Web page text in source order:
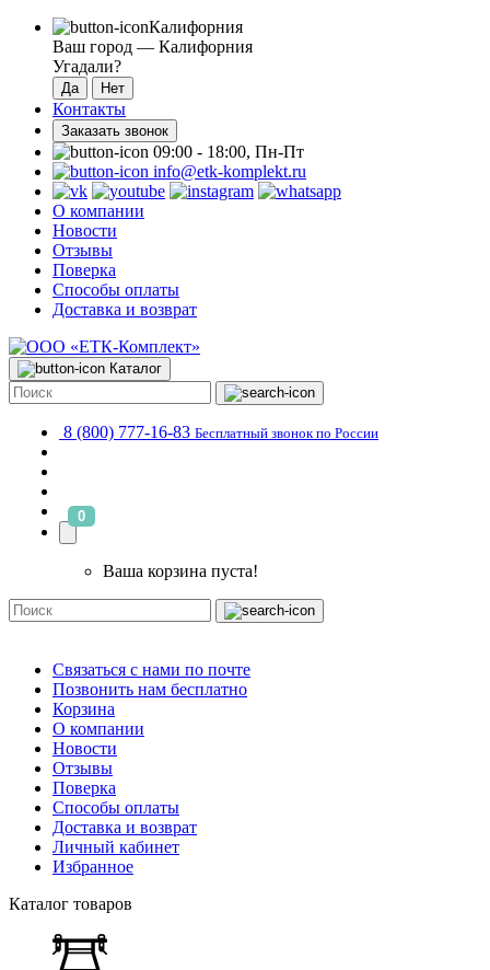
Калифорния
Ваш город — Калифорния
Угадали?
Контакты
Заказать звонок
09:00 - 18:00, Пн-Пт
info@etk-komplekt.ru
О компании
Новости
Отзывы
Поверка
Способы оплаты
Доставка и возврат
Каталог
8 (800) 777-16-83 Бесплатный звонок по России
0
Ваша корзина пуста!
Связаться с нами по почте
Позвонить нам бесплатно
Корзина
О компании
Новости
Отзывы
Поверка
Способы оплаты
Доставка и возврат
Личный кабинет
Избранное
Каталог товаров